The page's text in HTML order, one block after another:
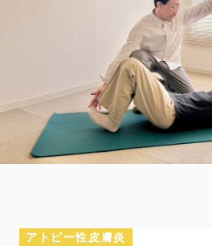
アトピー性皮膚炎